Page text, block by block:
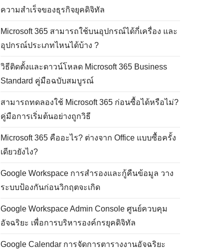
ความสำเร็จของธุรกิจยุคดิจิทัล
Microsoft 365 สามารถใช้บนอุปกรณ์ได้กี่เครื่อง และ
อุปกรณ์ประเภทไหนได้บ้าง ?
วิธีติดตั้งและดาวน์โหลด Microsoft 365 Business
Standard คู่มือฉบับสมบูรณ์
สามารถทดลองใช้ Microsoft 365 ก่อนซื้อได้หรือไม่?
คู่มือการเริ่มต้นอย่างถูกวิธี
Microsoft 365 คืออะไร? ต่างจาก Office แบบซื้อครั้ง
เดียวยังไง?
Google Workspace การสำรองและกู้คืนข้อมูล วาง
ระบบป้องกันก่อนวิกฤตจะเกิด
Google Workspace Admin Console ศูนย์ควบคุม
อัจฉริยะ เพื่อการบริหารองค์กรยุคดิจิทัล
Google Calendar การจัดการตารางงานอัจฉริยะ